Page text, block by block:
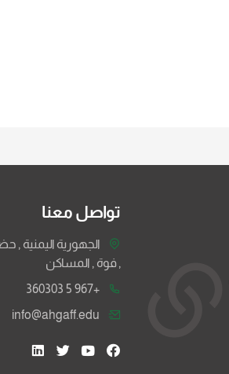
تواصل معنا
الجهورية اليمنية ,
, فوة , المساكن
+967 5 360303
info@ahgaff.edu